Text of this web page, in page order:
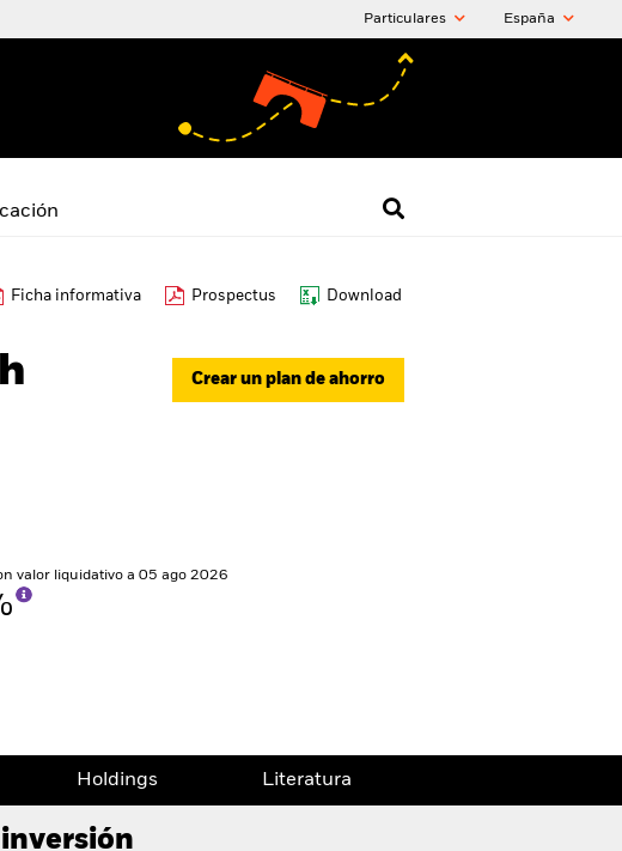
Particulares España
Ficha informativa Prospectus Download
Crear un plan de ahorro
valor liquidativo a 05 ago 2026
Holdings Literatura